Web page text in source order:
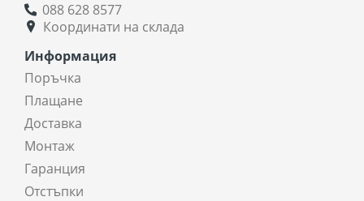
088 628 8577
Координати на склада
Информация
Поръчка
Плащане
Доставка
Монтаж
Гаранция
Отстъпки